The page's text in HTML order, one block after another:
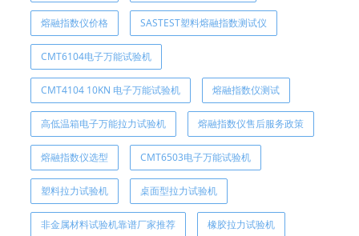
熔融指数仪价格 SASTEST塑料熔融指数测试仪
CMT6104电子万能试验机
CMT4104 10KN 电子万能试验机 熔融指数仪测试
高低温箱电子万能拉力试验机 熔融指数仪售后服务政策
熔融指数仪选型 CMT6503电子万能试验机
塑料拉力试验机 桌面型拉力试验机
非金属材料试验机靠谱厂家推荐 橡胶拉力试验机